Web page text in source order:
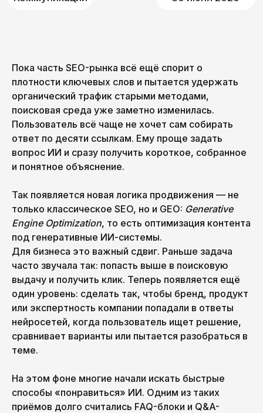
Пока часть SEO-рынка всё ещё спорит о
плотности ключевых слов и пытается удержать
органический трафик старыми методами,
поисковая среда уже заметно изменилась.
Пользователь всё чаще не хочет сам собирать
ответ по десяти ссылкам. Ему проще задать
вопрос ИИ и сразу получить короткое, собранное
и понятное объяснение.
Так появляется новая логика продвижения — не
только классическое SEO, но и GEO: Generative
Engine Optimization, то есть оптимизация контента
под генеративные ИИ-системы.
Для бизнеса это важный сдвиг. Раньше задача
часто звучала так: попасть выше в поисковую
выдачу и получить клик. Теперь появляется ещё
один уровень: сделать так, чтобы бренд, продукт
или экспертность компании попадали в ответы
нейросетей, когда пользователь ищет решение,
сравнивает варианты или пытается разобраться в
теме.
На этом фоне многие начали искать быстрые
способы «понравиться» ИИ. Одним из таких
приёмов долго считались FAQ-блоки и Q&A-